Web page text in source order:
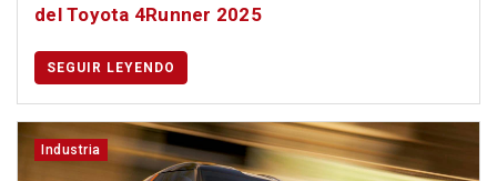
del Toyota 4Runner 2025
SEGUIR LEYENDO
Industria